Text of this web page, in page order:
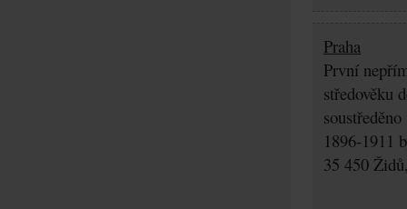
Praha
První
středověku
1896-1911
35 450